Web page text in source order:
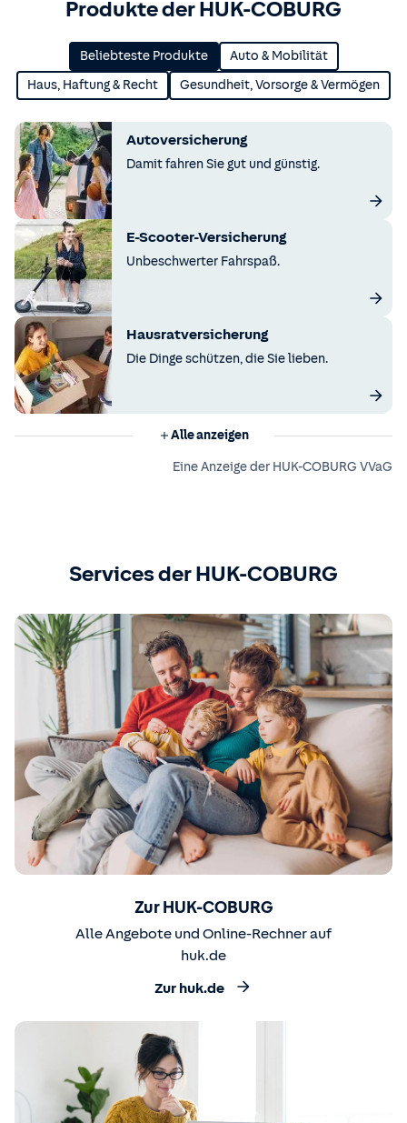
Produkte der HUK-COBURG
Beliebteste Produkte Auto & Mobilität
Haus, Haftung & Recht Gesundheit, Vorsorge & Vermögen
Autoversicherung
Damit fahren Sie gut und günstig.
E-Scooter-Versicherung
Unbeschwerter Fahrspaß.
Hausratversicherung
Die Dinge schützen, die Sie lieben.
Alle anzeigen
Eine Anzeige der HUK-COBURG VVaG
Services der HUK-COBURG
Zur HUK-COBURG
Alle Angebote und Online-Rechner auf
huk.de
Zur huk.de